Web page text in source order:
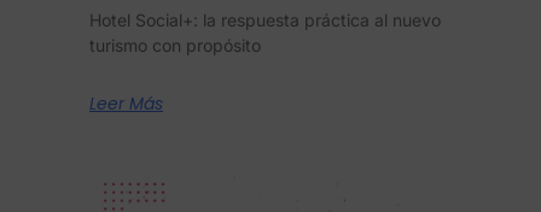
Hotel Social+: la respuesta práctica al nuevo
turismo con propósito
Leer Más